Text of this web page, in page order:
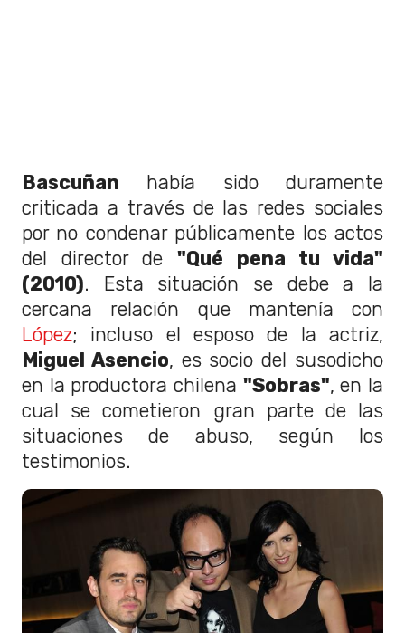
Bascuñan había sido duramente
criticada a través de las redes sociales
por no condenar públicamente los actos
del director de "Qué pena tu vida"
(2010). Esta situación se debe a la
cercana relación que mantenía con
López; incluso el esposo de la actriz,
Miguel Asencio, es socio del susodicho
en la productora chilena "Sobras", en la
cual se cometieron gran parte de las
situaciones de abuso, según los
testimonios.